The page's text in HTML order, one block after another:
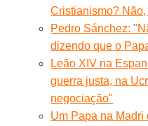
Cristianismo?
Pedro Sánchez:
dizendo que o
Leão XIV na
guerra justa, na
negociação"
Um Papa na